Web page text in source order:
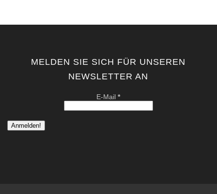
Beiträge
MELDEN SIE SICH FÜR UNSEREN
NEWSLETTER AN
E-Mail*